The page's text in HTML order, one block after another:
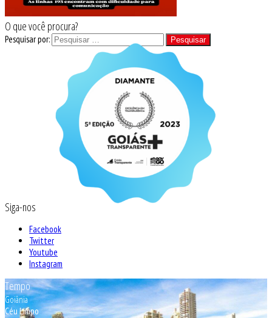
O que você procura?
Pesquisar por:
Siga-nos
Facebook
Twitter
Youtube
Instagram
Tempo
Goiânia
Céu Limpo